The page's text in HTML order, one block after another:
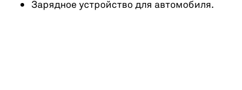
Зарядное устройство для автомобиля.